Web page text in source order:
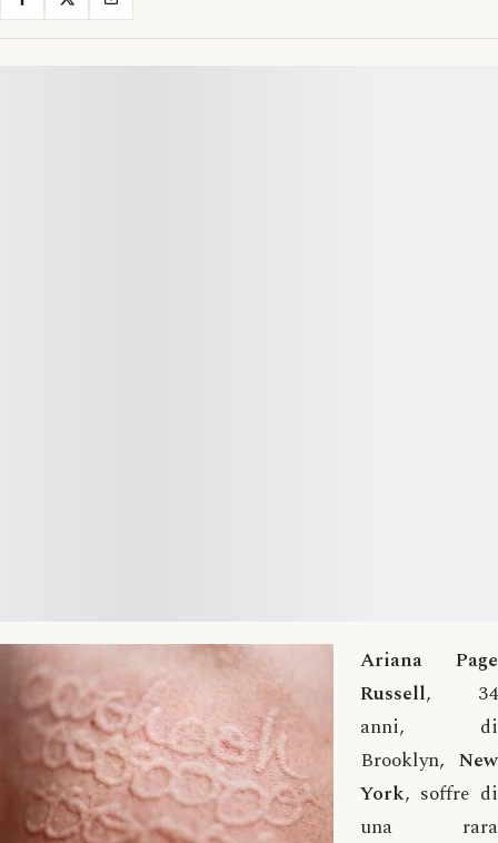
Ariana Page
Russell, 34
anni, di
Brooklyn, New
York, soffre di
una rara